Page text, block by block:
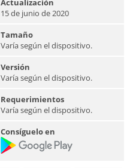
Actualización
15 de junio de 2020
Tamaño
Varía según el dispositivo.
Versión
Varía según el dispositivo.
Requerimientos
Varía según el dispositivo.
Consíguelo en